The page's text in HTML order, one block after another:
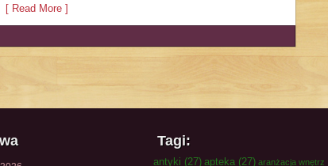
[ Read More ]
Tagi:
antyki (27) apteka (27) aranżacja wnętrz